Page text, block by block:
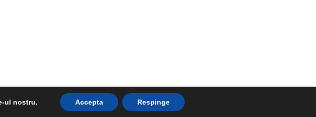
ul nostru. Accepta Respinge